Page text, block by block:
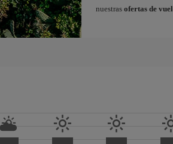
nuestras ofertas de